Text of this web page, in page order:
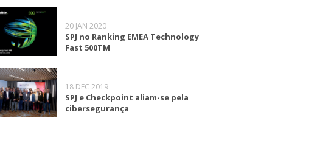
20 JAN 2020
SPJ no Ranking EMEA Technology
Fast 500TM
18 DEC 2019
SPJ e Checkpoint aliam-se pela
cibersegurança